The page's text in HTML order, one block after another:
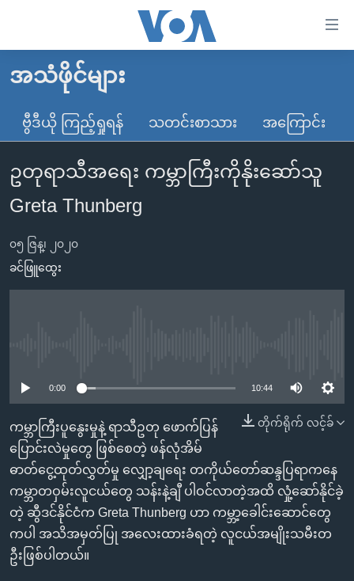
လွယ်ကူ
သည့်
များ
ပင်မ
သို့
ကျော်
ညွန်း
စာမျက်နှာ
သို့
ကျော်
ကြည့်
ရန်
ရှာဖွေ
ရန်
နေရာ
မူလစာမျက်နှာ
မြန်မာ
ကမ္ဘာ့သတင်းများ
နိုင်ငံတကာ
အမေရိကန်
အစ္စရေး-ပါလက်စတိုင်း
ဗွီဒီယို
သတင်းလွတ်လပ်ခွင့်
အင်္ဂလိပ်စာလေ့လာမယ်
Learning English
ဗွီအိုအေ လူမှုကွန်ယက်များ
ဘာသာစကားများ
အသံဖိုင်များ
ဗွီဒီယို ကြည့်ရှုရန် သတင်းစာသား အကြောင်း
ဥတုရာသီအရေး ကမ္ဘာကြီးကိုနိုးဆော်သူ
Greta Thunberg
၀၅ ဇြန္၊ ၂၀၂၀
ခင်ဖြူထွေး
0:00 10:44
တိုက်ရိုက် လင့်ခ်
ကမ္ဘာကြီးပူနွေးမှုနဲ့ ရာသီဥတု ဖောက်ပြန်
ပြောင်းလဲမှုတွေ ဖြစ်စေတဲ့ ဖန်လုံအိမ်
ဓာတ်ငွေ့ထုတ်လွှတ်မှု လျှော့ချရေး တကိုယ်တော်ဆန္ဒပြရာကနေ
ကမ္ဘာတဝှမ်းလူငယ်တွေ သန်းနဲ့ချီ ပါဝင်လာတဲ့အထိ လှုံ့ဆော်နိုင်ခဲ့
တဲ့ ဆွီဒင်နိုင်ငံက Greta Thunberg ဟာ ကမ္ဘာ့ခေါင်းဆောင်တွေ
ကပါ အသိအမှတ်ပြု အလေးထားခံရတဲ့ လူငယ်အမျိုးသမီးတ
ဦးဖြစ်ပါတယ်။